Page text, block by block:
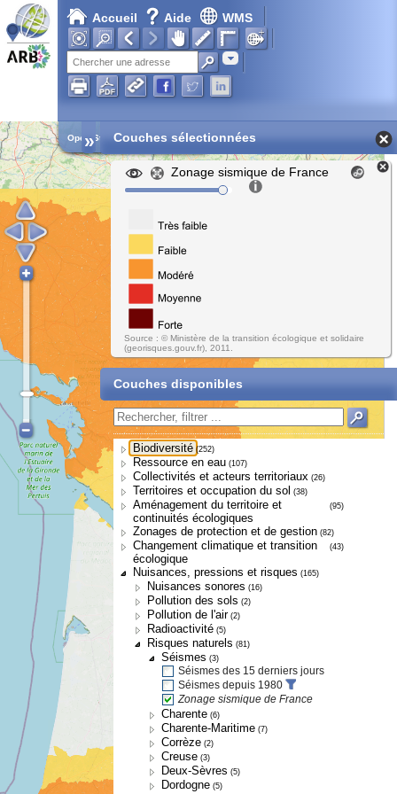
Accueil Aide WMS
Adresse
Open Street Map
» Couches sélectionnées
Zonage sismique de France
Source : © Ministère de la transition écologique et solidaire
(georisques.gouv.fr), 2011.
Couches disponibles
Biodiversité (252)
Ressource en eau (107)
Collectivités et acteurs territoriaux (26)
Territoires et occupation du sol (38)
Aménagement du territoire et
continuités écologiques
(95)
Zonages de protection et de gestion (82)
Changement climatique et transition
écologique
(43)
Nuisances, pressions et risques (165)
Nuisances sonores (16)
Pollution des sols (2)
Pollution de l'air (2)
Radioactivité (5)
Risques naturels (81)
Séismes (3)
Séismes des 15 derniers jours
Séismes depuis 1980
Zonage sismique de France
Charente (6)
Charente-Maritime (7)
Corrèze (2)
Creuse (3)
Deux-Sèvres (5)
Dordogne (5)